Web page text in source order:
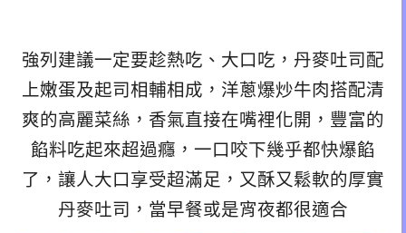
強列建議一定要趁熱吃、大口吃，丹麥吐司配
上嫩蛋及起司相輔相成，洋蔥爆炒牛肉搭配清
爽的高麗菜絲，香氣直接在嘴裡化開，豐富的
餡料吃起來超過癮，一口咬下幾乎都快爆餡
了，讓人大口享受超滿足，又酥又鬆軟的厚實
丹麥吐司，當早餐或是宵夜都很適合